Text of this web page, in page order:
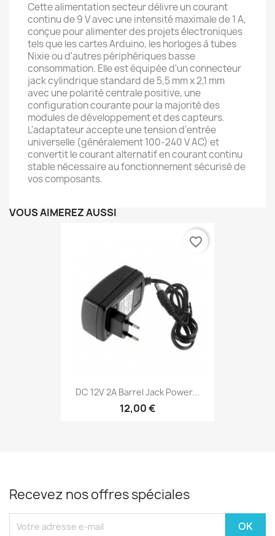
Cette alimentation secteur délivre un courant
continu de 9 V avec une intensité maximale de 1 A,
conçue pour alimenter des projets électroniques
tels que les cartes Arduino, les horloges à tubes
Nixie ou d'autres périphériques basse
consommation. Elle est équipée d'un connecteur
jack cylindrique standard de 5,5 mm x 2,1 mm
avec une polarité centrale positive, une
configuration courante pour la majorité des
modules de développement et des capteurs.
L'adaptateur accepte une tension d'entrée
universelle (généralement 100-240 V AC) et
convertit le courant alternatif en courant continu
stable nécessaire au fonctionnement sécurisé de
vos composants.
VOUS AIMEREZ AUSSI
DC 12V 2A Barrel Jack Power...
12,00 €
favorite_border
Recevez nos offres spéciales